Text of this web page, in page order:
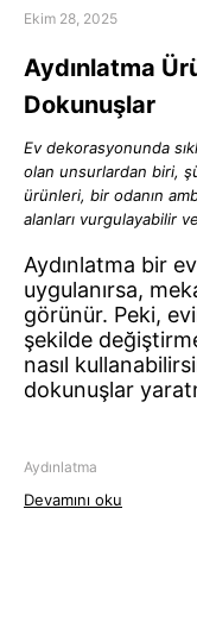
Ekim 28, 2025
Aydınlatma
Dokunuşlar
Ev dekorasyonunda
olan unsurlardan biri,
ürünleri, bir odanın
alanları vurgulayabilir
Aydınlatma bir
uygulanırsa,
görünür. Peki,
şekilde
nasıl
dokunuşlar
Aydınlatma
Devamını oku